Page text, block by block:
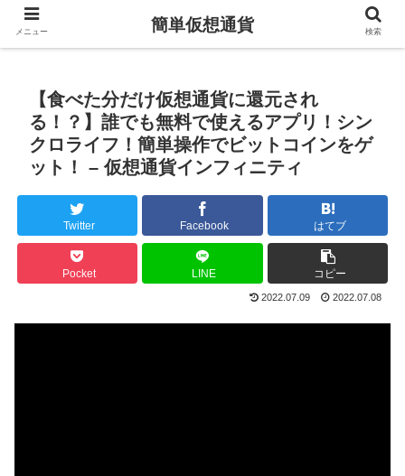
【食べた分だけ仮想通貨に還元され
る！？】誰でも無料で使えるアプリ！シン
クロライフ！簡単操作でビットコインをゲ
ット！ – 仮想通貨インフィニティ
Twitter Facebook はてブ
Pocket LINE コピー
2022.07.09 2022.07.08
メニュー 簡単仮想通貨 検索